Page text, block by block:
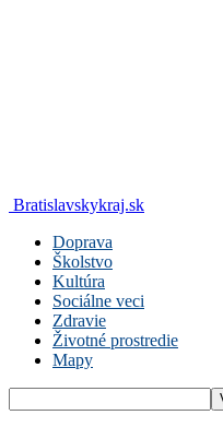
Bratislavskykraj.sk
Doprava
Školstvo
Kultúra
Sociálne veci
Zdravie
Životné prostredie
Mapy